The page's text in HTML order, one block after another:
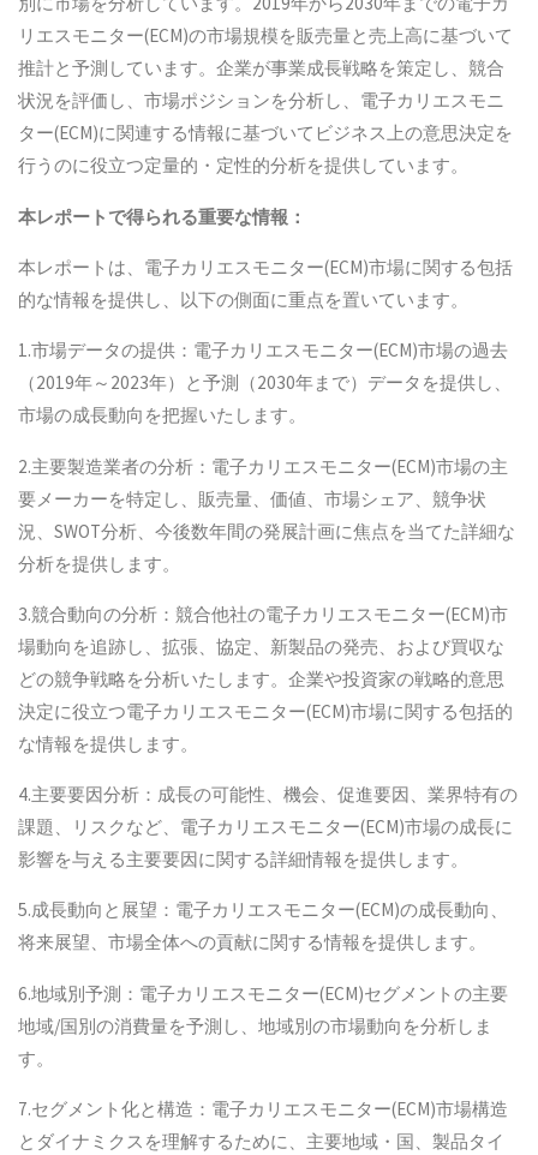
リエスモニター(ECM)の市場規模を販売量と売上高に基づいて
推計と予測しています。企業が事業成長戦略を策定し、競合
状況を評価し、市場ポジションを分析し、電子カリエスモニ
ター(ECM)に関連する情報に基づいてビジネス上の意思決定を
行うのに役立つ定量的・定性的分析を提供しています。
本レポートで得られる重要な情報：
本レポートは、電子カリエスモニター(ECM)市場に関する包括
的な情報を提供し、以下の側面に重点を置いています。
1.市場データの提供：電子カリエスモニター(ECM)市場の過去
（2019年～2023年）と予測（2030年まで）データを提供し、
市場の成長動向を把握いたします。
2.主要製造業者の分析：電子カリエスモニター(ECM)市場の主
要メーカーを特定し、販売量、価値、市場シェア、競争状
況、SWOT分析、今後数年間の発展計画に焦点を当てた詳細な
分析を提供します。
3.競合動向の分析：競合他社の電子カリエスモニター(ECM)市
場動向を追跡し、拡張、協定、新製品の発売、および買収な
どの競争戦略を分析いたします。企業や投資家の戦略的意思
決定に役立つ電子カリエスモニター(ECM)市場に関する包括的
な情報を提供します。
4.主要要因分析：成長の可能性、機会、促進要因、業界特有の
課題、リスクなど、電子カリエスモニター(ECM)市場の成長に
影響を与える主要要因に関する詳細情報を提供します。
5.成長動向と展望：電子カリエスモニター(ECM)の成長動向、
将来展望、市場全体への貢献に関する情報を提供します。
6.地域別予測：電子カリエスモニター(ECM)セグメントの主要
地域/国別の消費量を予測し、地域別の市場動向を分析しま
す。
7.セグメント化と構造：電子カリエスモニター(ECM)市場構造
とダイナミクスを理解するために、主要地域・国、製品タイ